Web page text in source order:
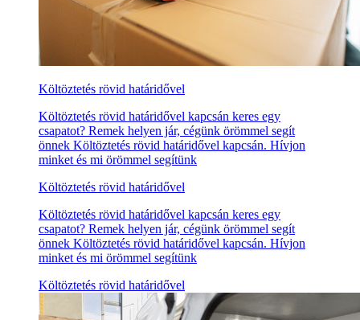
Költöztetés rövid határidővel
Költöztetés rövid határidővel kapcsán keres egy
csapatot? Remek helyen jár, cégünk örömmel segít
önnek Költöztetés rövid határidővel kapcsán. Hívjon
minket és mi örömmel segítünk
Költöztetés rövid határidővel
Költöztetés rövid határidővel kapcsán keres egy
csapatot? Remek helyen jár, cégünk örömmel segít
önnek Költöztetés rövid határidővel kapcsán. Hívjon
minket és mi örömmel segítünk
Költöztetés rövid határidővel